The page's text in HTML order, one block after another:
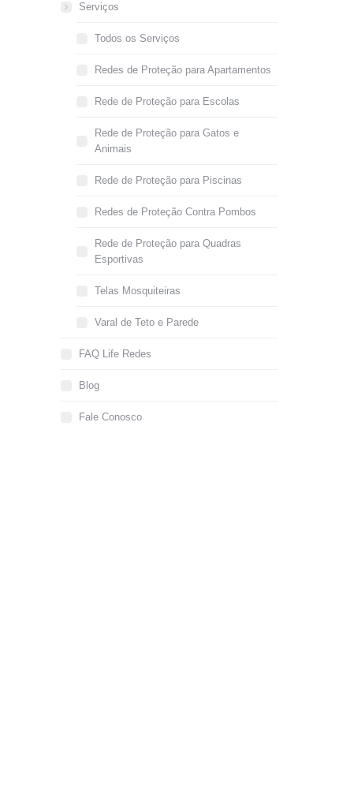
Serviços
Todos os Serviços
Redes de Proteção para Apartamentos
Rede de Proteção para Escolas
Rede de Proteção para Gatos e
Animais
Rede de Proteção para Piscinas
Redes de Proteção Contra Pombos
Rede de Proteção para Quadras
Esportivas
Telas Mosquiteiras
Varal de Teto e Parede
FAQ Life Redes
Blog
Fale Conosco